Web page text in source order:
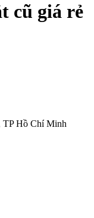
cũ giá rẻ
TP Hồ Chí Minh